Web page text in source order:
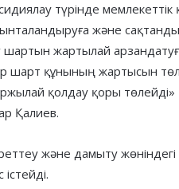
түрінде мемлекеттік
және
жартылай
құнының жартысын
қолдау қоры төлейді»
Қалиев.
және дамыту жөніндегі